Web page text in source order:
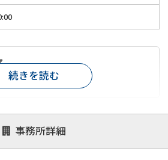
事務所詳細
ンライン面談可能
レスポンスが早い
1億円以上の買取可
続きを読む